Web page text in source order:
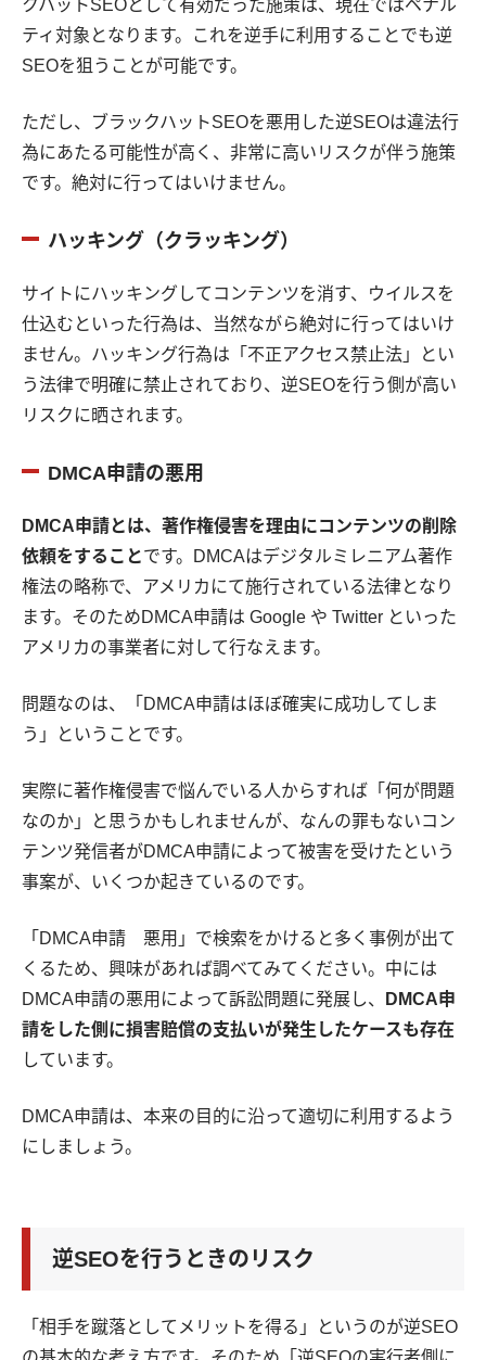
クハットSEOとして有効だった施策は、現在ではペナル
ティ対象となります。これを逆手に利用することでも逆
SEOを狙うことが可能です。
ただし、ブラックハットSEOを悪用した逆SEOは違法行
為にあたる可能性が高く、非常に高いリスクが伴う施策
です。絶対に行ってはいけません。
ハッキング（クラッキング）
サイトにハッキングしてコンテンツを消す、ウイルスを
仕込むといった行為は、当然ながら絶対に行ってはいけ
ません。ハッキング行為は「不正アクセス禁止法」とい
う法律で明確に禁止されており、逆SEOを行う側が高い
リスクに晒されます。
DMCA申請の悪用
DMCA申請とは、著作権侵害を理由にコンテンツの削除
依頼をすることです。DMCAはデジタルミレニアム著作
権法の略称で、アメリカにて施行されている法律となり
ます。そのためDMCA申請は Google や Twitter といった
アメリカの事業者に対して行なえます。
問題なのは、「DMCA申請はほぼ確実に成功してしま
う」ということです。
実際に著作権侵害で悩んでいる人からすれば「何が問題
なのか」と思うかもしれませんが、なんの罪もないコン
テンツ発信者がDMCA申請によって被害を受けたという
事案が、いくつか起きているのです。
「DMCA申請 悪用」で検索をかけると多く事例が出て
くるため、興味があれば調べてみてください。中には
DMCA申請の悪用によって訴訟問題に発展し、
DMCA申
請をした側に損害賠償の支払いが発生したケースも存在
しています。
DMCA申請は、本来の目的に沿って適切に利用するよう
にしましょう。
逆SEOを行うときのリスク
「相手を蹴落としてメリットを得る」というのが逆SEO